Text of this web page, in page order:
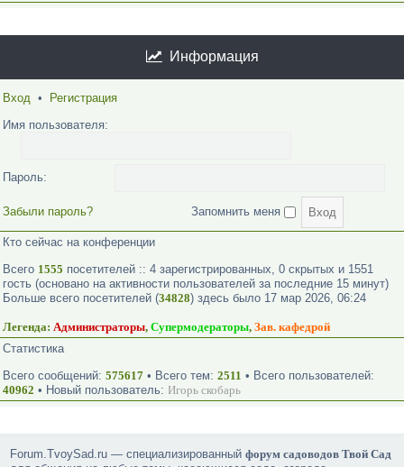
Информация
Вход •
Регистрация
Имя пользователя:
Пароль:
Забыли пароль? Запомнить меня
Кто сейчас на конференции
Всего 1555 посетителей :: 4 зарегистрированных, 0 скрытых и 1551
гость (основано на активности пользователей за последние 15 минут)
Больше всего посетителей (34828) здесь было 17 мар 2026, 06:24
Легенда: Администраторы, Супермодераторы, Зав. кафедрой
Статистика
Всего сообщений: 575617 • Всего тем: 2511 • Всего пользователей:
40962 • Новый пользователь: Игорь скобарь
Forum.TvoySad.ru — специализированныйфорум садоводов Твой Сад